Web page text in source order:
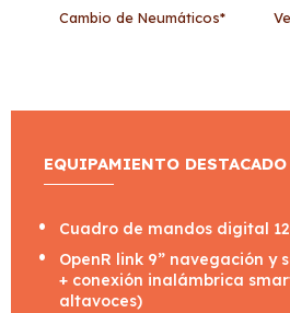
Cambio de Neumáticos*
EQUIPAMIENTO DESTACADO
Cuadro de mandos digital
OpenR link 9” navegación y
+ conexión inalámbrica
altavoces)